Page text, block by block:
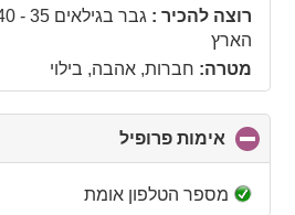
collapseרוצה להכיר : גבר בגילאים 35 - 40 שנים
הארץ
מטרה: חברות, אהבה, בילוי
אימות פרופיל
to
contents
מספר הטלפון אומת